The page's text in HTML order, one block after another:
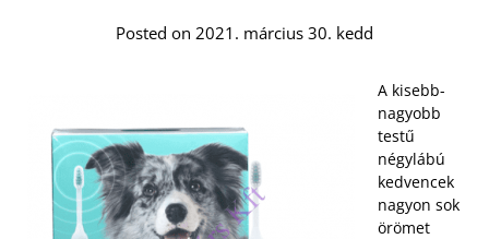
Posted on 2021. március 30. kedd
A kisebb-
nagyobb
testű
négylábú
kedvencek
nagyon sok
örömet